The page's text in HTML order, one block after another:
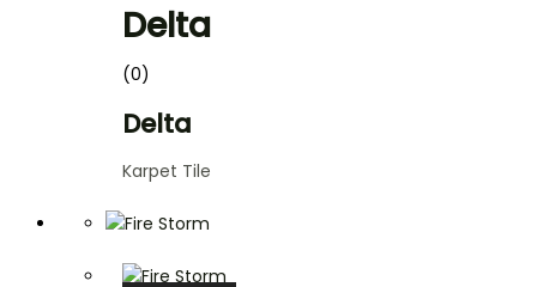
Delta
(0)
Delta
Karpet Tile